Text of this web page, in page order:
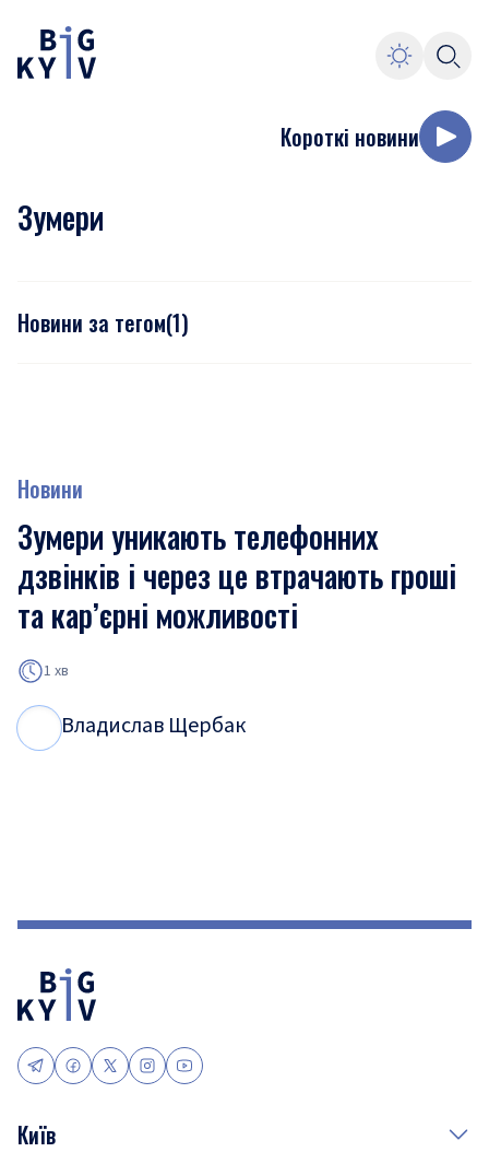
Короткі новини
Зумери
Новини за тегом(1)
Новини
Зумери уникають телефонних
дзвінків і через це втрачають гроші
та кар’єрні можливості
1 хв
Владислав Щербак
Київ